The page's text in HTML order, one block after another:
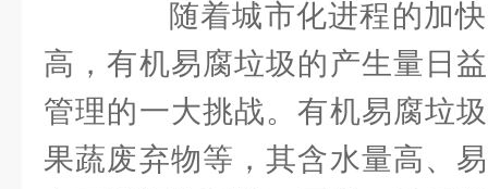
随着城市化进程的加快
高，有机易腐垃圾的产生量日
管理的一大挑战。有机易腐垃
果蔬废弃物等，其含水量高、